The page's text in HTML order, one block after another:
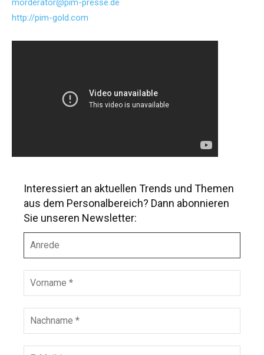
morderator@pim-presse.de
http://pim-gold.com
Interessiert an aktuellen Trends und Themen
aus dem Personalbereich? Dann abonnieren
Sie unseren Newsletter:
r
e
e
r
n
m
c
h